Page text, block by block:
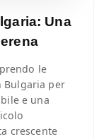
Una
le
Bulgaria per
e una
crescente